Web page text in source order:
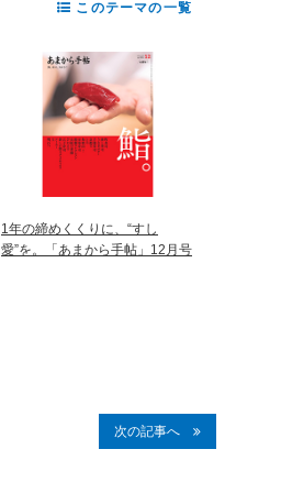
1年の締めくくりに、“すし
愛”を。「あまから手帖」12月号
このテーマの一覧
次の記事へ